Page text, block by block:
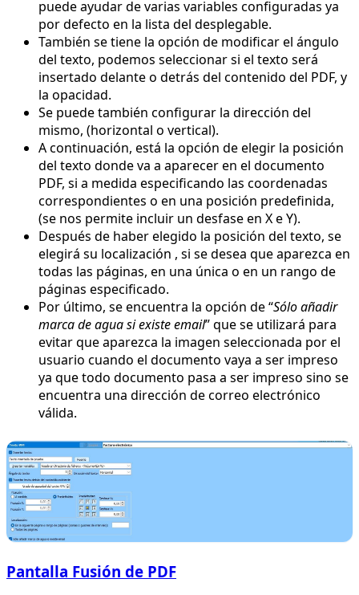
puede ayudar de varias variables configuradas ya
por defecto en la lista del desplegable.
También se tiene la opción de modificar el ángulo
del texto, podemos seleccionar si el texto será
insertado delante o detrás del contenido del PDF, y
la opacidad.
Se puede también configurar la dirección del
mismo, (horizontal o vertical).
A continuación, está la opción de elegir la posición
del texto donde va a aparecer en el documento
PDF, si a medida especificando las coordenadas
correspondientes o en una posición predefinida,
(se nos permite incluir un desfase en X e Y).
Después de haber elegido la posición del texto, se
elegirá su localización , si se desea que aparezca en
todas las páginas, en una única o en un rango de
páginas especificado.
Por último, se encuentra la opción de “Sólo añadir
marca de agua si existe email” que se utilizará para
evitar que aparezca la imagen seleccionada por el
usuario cuando el documento vaya a ser impreso
ya que todo documento pasa a ser impreso sino se
encuentra una dirección de correo electrónico
válida.
Pantalla Fusión de PDF